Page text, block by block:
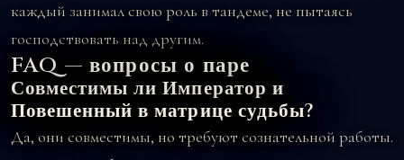
каждый занимал свою роль в тандеме, не пытаясь
господствовать над другим.
FAQ — вопросы о паре
Совместимы ли Император и
Повешенный в матрице судьбы?
Да, они совместимы, но требуют сознательной работы.